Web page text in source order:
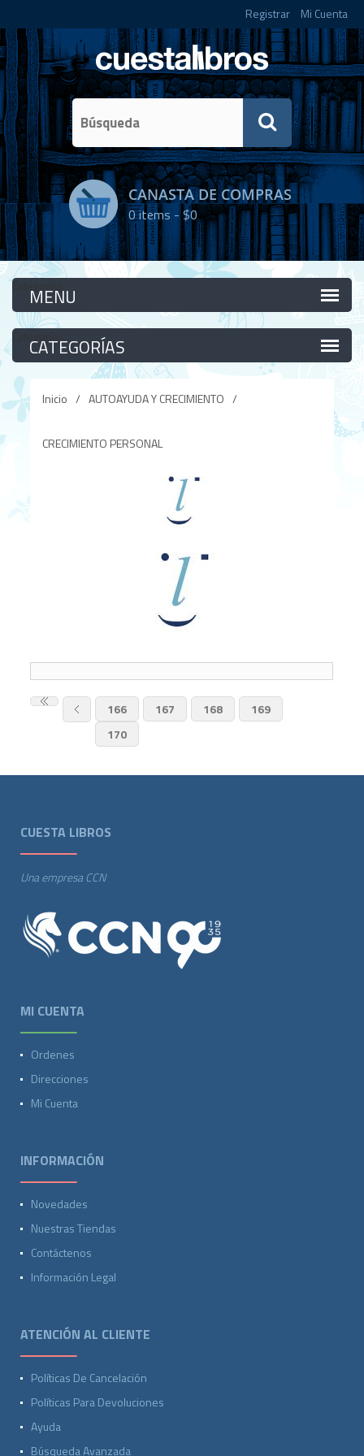
Registrar Mi Cuenta
CANASTA DE COMPRAS
0items -$0
Categorías
Categorías
Inicio / AUTOAYUDA Y CRECIMIENTO /
CRECIMIENTO PERSONAL
166 167 168
169
170
CUESTA LIBROS
Una empresa CCN
MI CUENTA
Ordenes
Direcciones
Mi Cuenta
INFORMACIÓN
Novedades
Nuestras Tiendas
Contáctenos
Información Legal
ATENCIÓN AL CLIENTE
Políticas De Cancelación
Políticas Para Devoluciones
Ayuda
Búsqueda Avanzada